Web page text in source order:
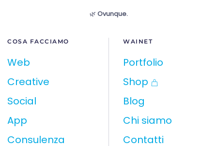
🌿 Ovunque.
COSA FACCIAMO
Web
Creative
Social
App
Consulenza
WAINET
Portfolio
Shop
Blog
Chi siamo
Contatti